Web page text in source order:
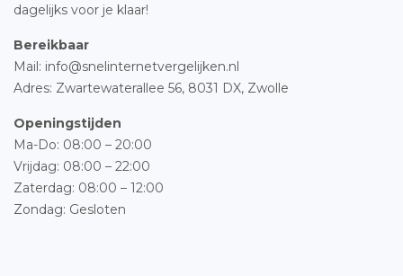
dagelijks voor je klaar!
Bereikbaar
Mail: info@snelinternetvergelijken.nl
Adres: Zwartewaterallee 56, 8031 DX, Zwolle
Openingstijden
Ma-Do: 08:00 – 20:00
Vrijdag: 08:00 – 22:00
Zaterdag: 08:00 – 12:00
Zondag: Gesloten